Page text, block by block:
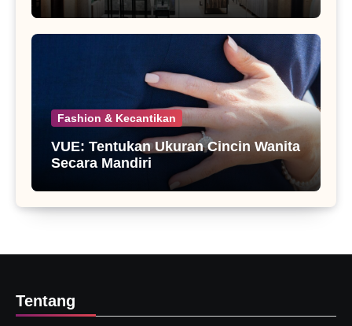
Fashion & Kecantikan
VUE: Tentukan Ukuran Cincin Wanita
Secara Mandiri
Tentang